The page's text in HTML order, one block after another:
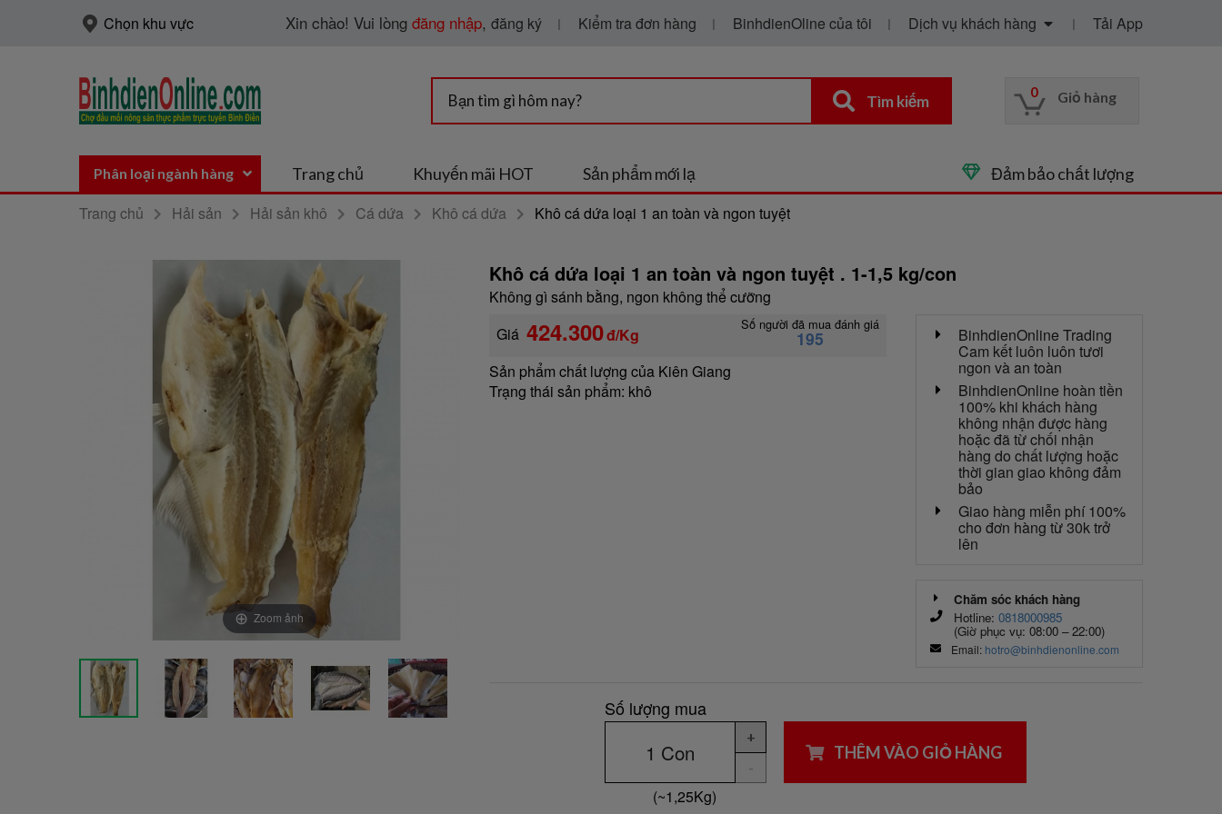
Chọn khu vực Xin chào! Vui lòng đăng nhập, đăng ký Kiểm tra đơn hàng BinhdienOline của tôi Dịch vụ khách hàng Tải App
Tìm kiếm 0 Giỏ hàng
Phân loại ngành hàng Trang chủ Khuyến mãi HOT Sản phẩm mới lạ Đảm bảo chất lượng
Trang chủ Hải sản Hải sản khô Cá dứa Khô cá dứa Khô cá dứa loại 1 an toàn và ngon tuyệt
Zoom ảnh
Khô cá dứa loại 1 an toàn và ngon tuyệt . 1-1,5 kg/con
Không gì sánh bằng, ngon không thể cưỡng
Giá 424.300đ/Kg
Số người đã mua đánh giá
195
Sản phẩm chất lượng của Kiên Giang
Trạng thái sản phẩm: khô
BinhdienOnline Trading
Cam kết luôn luôn tươi
ngon và an toàn
BinhdienOnline hoàn tiền
100% khi khách hàng
không nhận được hàng
hoặc đã từ chối nhận
hàng do chất lượng hoặc
thời gian giao không đảm
bảo
Giao hàng miễn phí 100%
cho đơn hàng từ 30k trở
lên
Chăm sóc khách hàng
Hotline: 0818000985
(Giờ phục vụ: 08:00 – 22:00)
Email: hotro@binhdienonline.com
Số lượng mua
+
-
(~1,25Kg)
THÊM VÀO GIỎ HÀNG